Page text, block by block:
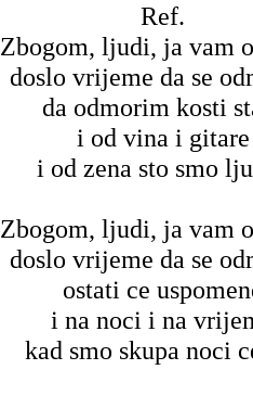
Ref.
Zbogom, ljudi, ja vam
doslo vrijeme da se
da odmorim kosti
i od vina i gitare
i od zena sto smo
Zbogom, ljudi, ja vam
doslo vrijeme da se
ostati ce
i na noci i na
kad smo skupa noci